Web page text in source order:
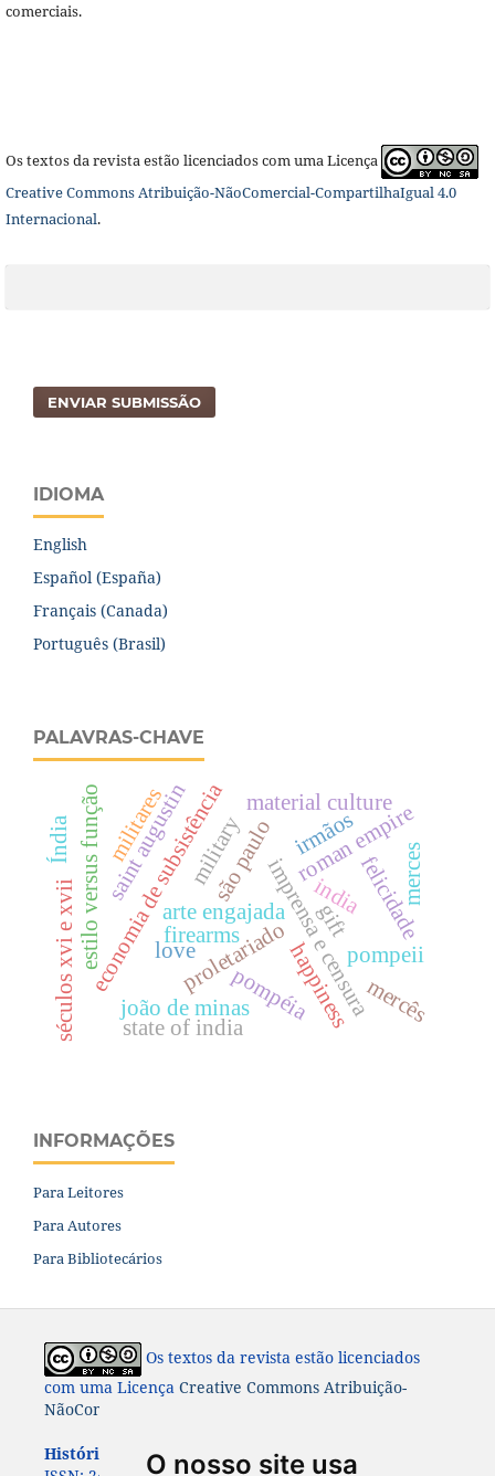
O nosso site usa
comerciais.
Os textos da revista estão licenciados com uma Licença
Creative Commons Atribuição-NãoComercial-CompartilhaIgual 4.0
Internacional.
ENVIAR SUBMISSÃO
IDIOMA
English
Español (España)
Français (Canada)
Português (Brasil)
PALAVRAS-CHAVE
imprensa e censura
arte engajada
economia de subsistênciasão paulo
proletariado
joão de minas
estilo versus função material culture
roman empire
pompeii
happiness
pompéia
felicidade
saint augustin
love
gift
merces
military
mercês
militares
state of india
india
firearms
séculos xvi e xvii
Índia irmãos
INFORMAÇÕES
Para Leitores
Para Autores
Para Bibliotecários
Os textos da revista estão licenciados
com uma Licença Creative Commons Atribuição-
NãoComercial-CompartilhaIgual 4.0 Internacional
História: Questões & Debates.ISSN: 0100-6932 e e-